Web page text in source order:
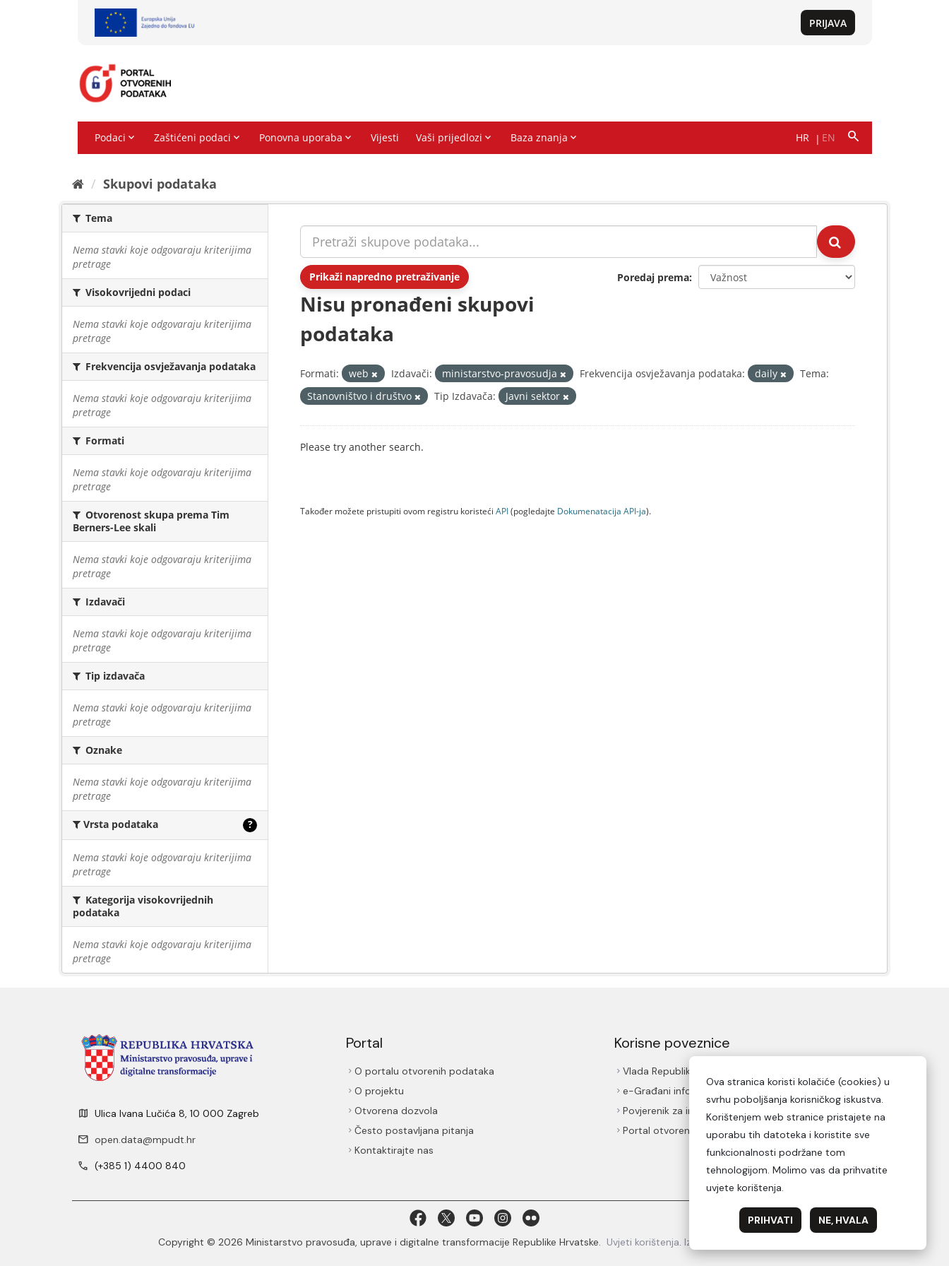
Skupovi podаtаkа
Tema
Nema stavki koje odgovaraju kriterijima
pretrage
Visokovrijedni podaci
Nema stavki koje odgovaraju kriterijima
pretrage
Frekvencija osvježavanja podataka
Nema stavki koje odgovaraju kriterijima
pretrage
Formati
Nema stavki koje odgovaraju kriterijima
pretrage
Otvorenost skupa prema Tim
Berners-Lee skali
Nema stavki koje odgovaraju kriterijima
pretrage
Izdavači
Nema stavki koje odgovaraju kriterijima
pretrage
Tip izdavača
Nema stavki koje odgovaraju kriterijima
pretrage
Oznake
Nema stavki koje odgovaraju kriterijima
pretrage
Vrsta podataka ?
Nema stavki koje odgovaraju kriterijima
pretrage
Kategorija visokovrijednih
podataka
Nema stavki koje odgovaraju kriterijima
pretrage
Prikaži napredno pretraživanje Poredaj prema
Nisu pronađeni skupovi
podataka
Formati: web Izdavači: ministarstvo-pravosudja Frekvencija osvježavanja podataka: daily
Tema:
Stanovništvo i društvo
Tip Izdavača: Javni sektor
Please try another search.
Također možete pristupiti ovom registru koristeći API(pogledajte Dokumenаtаcijа API-jа).